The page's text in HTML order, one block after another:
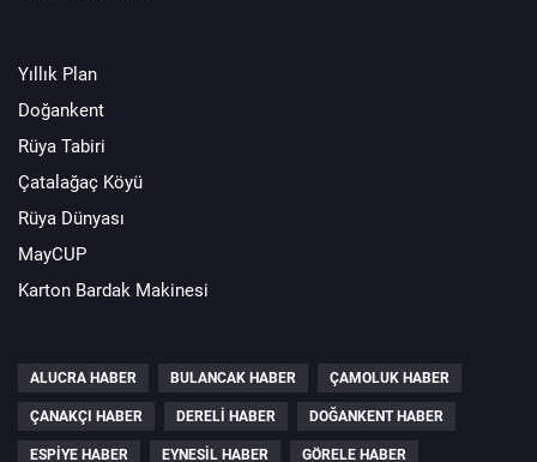
Yıllık Plan
Doğankent
Rüya Tabiri
Çatalağaç Köyü
Rüya Dünyası
MayCUP
Karton Bardak Makinesi
ALUCRA HABER BULANCAK HABER ÇAMOLUK HABER
ÇANAKÇI HABER DERELI HABER DOĞANKENT HABER
ESPIYE HABER EYNESIL HABER GÖRELE HABER